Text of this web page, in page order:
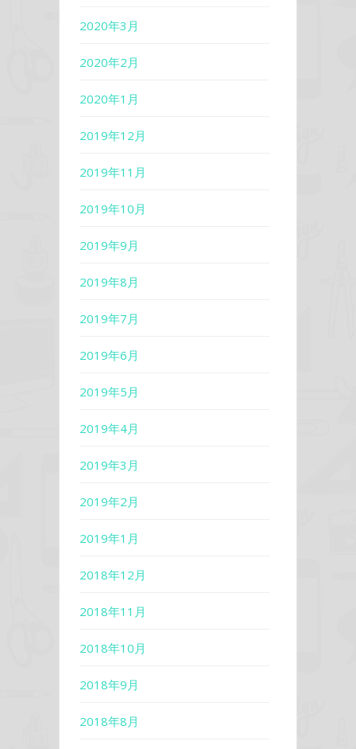
2020年3月
2020年2月
2020年1月
2019年12月
2019年11月
2019年10月
2019年9月
2019年8月
2019年7月
2019年6月
2019年5月
2019年4月
2019年3月
2019年2月
2019年1月
2018年12月
2018年11月
2018年10月
2018年9月
2018年8月